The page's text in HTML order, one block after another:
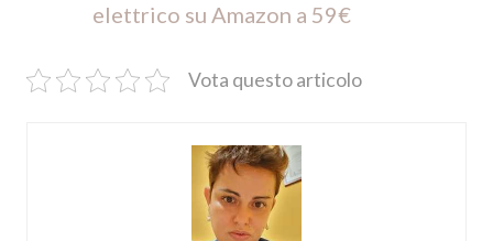
elettrico su Amazon a 59€
Vota questo articolo